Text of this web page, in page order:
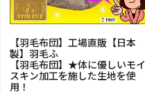
【羽毛布団】工場直販【日本
製】羽毛ふ
【羽毛布団】★体に優しいモイ
スキン加工を施した生地を使
用！